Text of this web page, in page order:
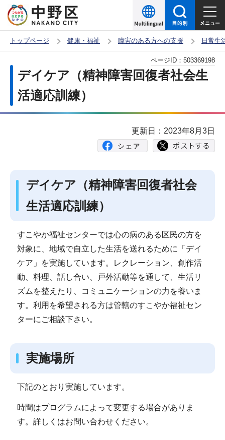
の
ー
トップページ 健康・福祉 障害のある方への支援 日常生
か
デイケア（精神障害回復者社会生
活適応訓練）
ページID： 503369198
更新日：2023年8月3日
デイケア（精神障害回復者社会
生活適応訓練）
すこやか福祉センターでは心の病のある区民の方を
対象に、地域で自立した生活を送れるために「デイ
ケア」を実施しています。レクレーション、創作活
動、料理、話し合い、戸外活動等を通して、生活リ
ズムを整えたり、コミュニケーションの力を養いま
す。利用を希望される方は管轄のすこやか福祉セン
ターにご相談下さい。
実施場所
下記のとおり実施しています。
時間はプログラムによって変更する場合がありま
す。詳しくはお問い合わせください。